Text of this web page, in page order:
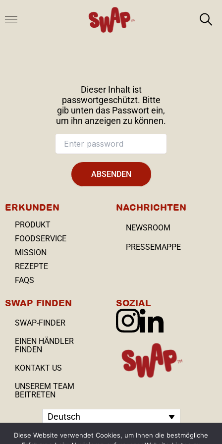
Inhalt
Dieser Inhalt ist
passwortgeschützt. Bitte
gib unten das Passwort ein,
um ihn anzeigen zu können.
ERKUNDEN
PRODUKT
FOODSERVICE
MISSION
REZEPTE
FAQS
NACHRICHTEN
NEWSROOM
PRESSEMAPPE
SWAP FINDEN
SWAP-FINDER
EINEN HÄNDLER
FINDEN
KONTAKT US
UNSEREM TEAM
BEITRETEN
SOZIAL
Deutsch
© 2025 SWAP , Alle Rechte vorbehalten.
Diese Website verwendet Cookies, um Ihnen die bestmögliche